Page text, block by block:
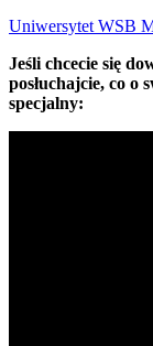
Uniwersytet WSB
Jeśli chcecie się
posłuchajcie, co o
specjalny: